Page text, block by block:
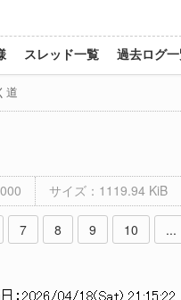
スレッド一覧 過去ログ
道
サイズ：1119.94 KiB
7 8 9 10 ...
： 2026/04/18(Sat) 21:15:22